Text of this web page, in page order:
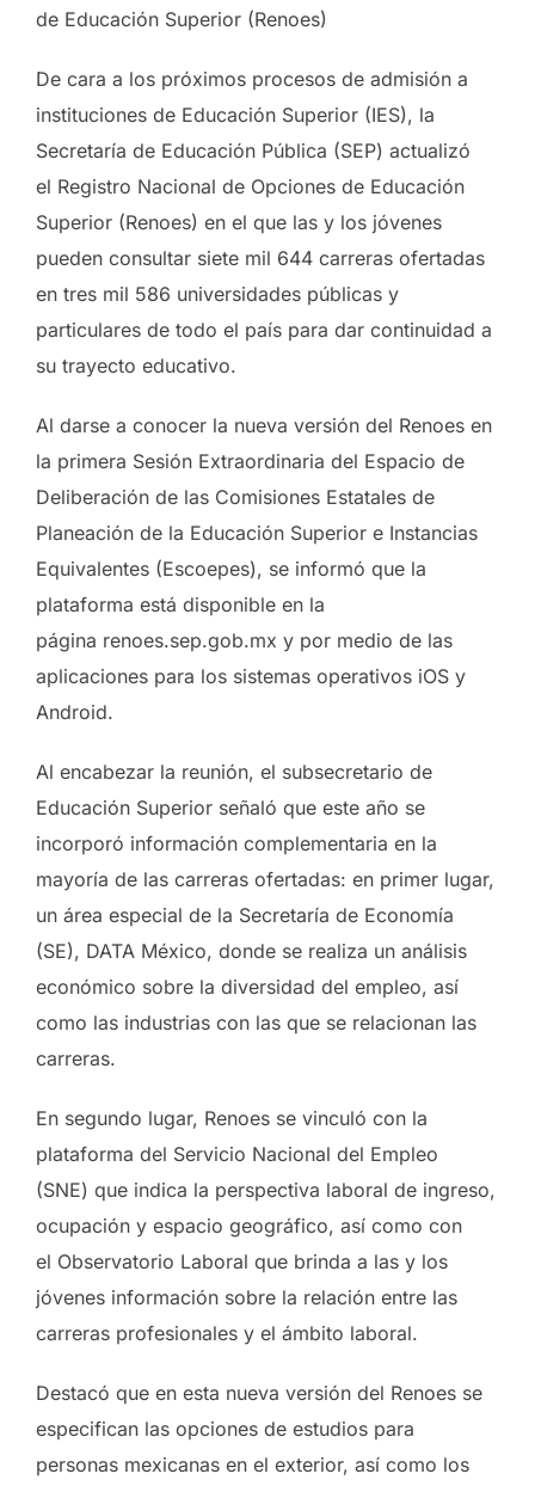
de Educación Superior (Renoes)
De cara a los próximos procesos de admisión a
instituciones de Educación Superior (IES), la
Secretaría de Educación Pública (SEP) actualizó
el Registro Nacional de Opciones de Educación
Superior (Renoes) en el que las y los jóvenes
pueden consultar siete mil 644 carreras ofertadas
en tres mil 586 universidades públicas y
particulares de todo el país para dar continuidad a
su trayecto educativo.
Al darse a conocer la nueva versión del Renoes en
la primera Sesión Extraordinaria del Espacio de
Deliberación de las Comisiones Estatales de
Planeación de la Educación Superior e Instancias
Equivalentes (Escoepes), se informó que la
plataforma está disponible en la
página renoes.sep.gob.mx y por medio de las
aplicaciones para los sistemas operativos iOS y
Android.
Al encabezar la reunión, el subsecretario de
Educación Superior señaló que este año se
incorporó información complementaria en la
mayoría de las carreras ofertadas: en primer lugar,
un área especial de la Secretaría de Economía
(SE), DATA México, donde se realiza un análisis
económico sobre la diversidad del empleo, así
como las industrias con las que se relacionan las
carreras.
En segundo lugar, Renoes se vinculó con la
plataforma del Servicio Nacional del Empleo
(SNE) que indica la perspectiva laboral de ingreso,
ocupación y espacio geográfico, así como con
el Observatorio Laboral que brinda a las y los
jóvenes información sobre la relación entre las
carreras profesionales y el ámbito laboral.
Destacó que en esta nueva versión del Renoes se
especifican las opciones de estudios para
personas mexicanas en el exterior, así como los